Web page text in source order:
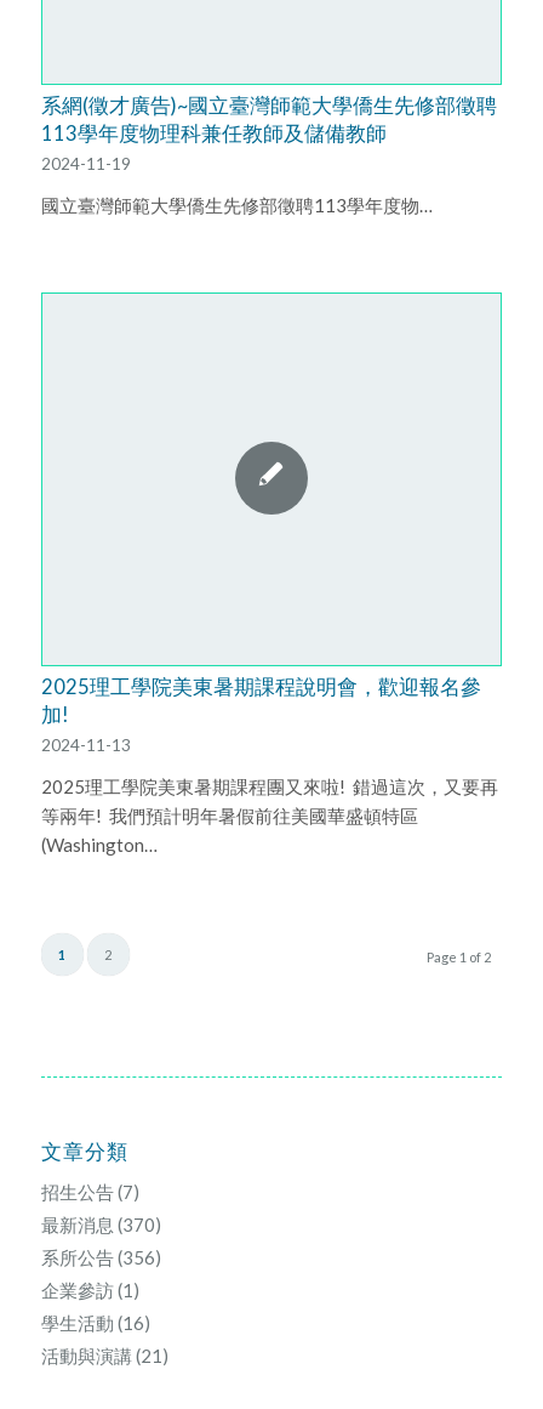
系網(徵才廣告)~國立臺灣師範大學僑生先修部徵聘
113學年度物理科兼任教師及儲備教師
2024-11-19
國立臺灣師範大學僑生先修部徵聘113學年度物…
2025理工學院美東暑期課程說明會，歡迎報名參
加!
2024-11-13
️2025理工學院美東暑期課程團又來啦! ️️ 錯過這次，又要再
等兩年! ️ 我們預計明年暑假前往美國華盛頓特區
(Washington…
Page 1 of 2
1 2
文章分類
招生公告(7)
最新消息 (370)
系所公告(356)
企業參訪(1)
學生活動 (16)
活動與演講(21)